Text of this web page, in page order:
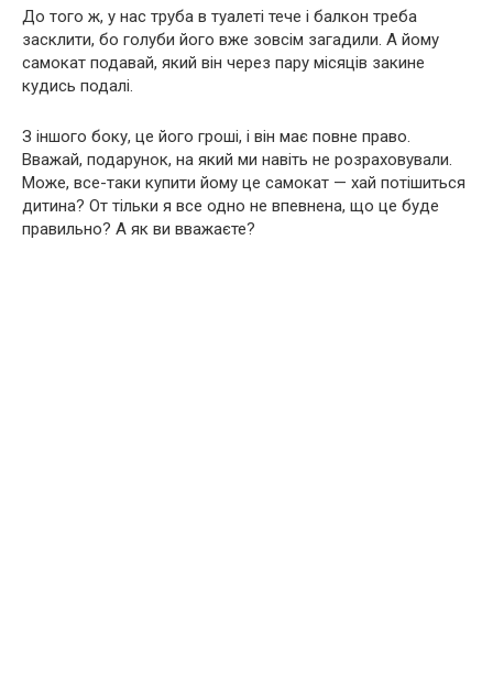
До того ж, у нас труба в туалеті тече і балкон треба
засклити, бо голуби його вже зовсім загадили. А йому
самокат подавай, який він через пару місяців закине
кудись подалі.
З іншого боку, це його гроші, і він має повне право.
Вважай, подарунок, на який ми навіть не розраховували.
Може, все-таки купити йому це самокат — хай потішиться
дитина? От тільки я все одно не впевнена, що це буде
правильно? А як ви вважаєте?